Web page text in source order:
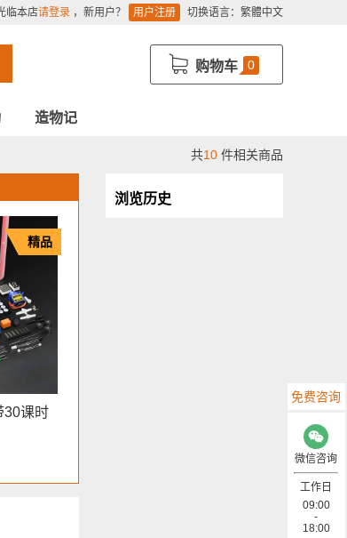
临本店请登录 ，新用户？ 用户注册 切换语言： 繁體中文
购物车 0
造物记
共10 件相关商品
精品
30课时
浏览历史
免费咨询
微信咨询
工作日
09:00
-
18:00